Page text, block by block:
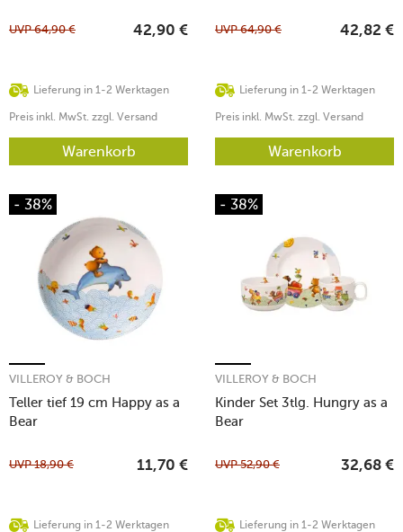
Lieferung in 1-2 Werktagen
UVP64,90 € 42,90 €
Preis inkl. MwSt. zzgl. Versand
Warenkorb
Lieferung in 1-2 Werktagen
UVP64,90 € 42,82 €
Preis inkl. MwSt. zzgl. Versand
Warenkorb
- 38%
Teller tief 19 cm Happy as a
Bear
VILLEROY & BOCH
Lieferung in 1-2 Werktagen
UVP18,90 € 11,70 €
- 38%
Kinder Set 3tlg. Hungry as a
Bear
VILLEROY & BOCH
Lieferung in 1-2 Werktagen
UVP52,90 € 32,68 €